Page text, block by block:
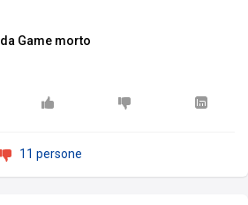
Game morto
11 persone